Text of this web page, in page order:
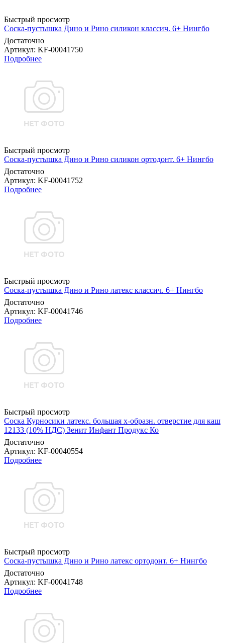
Быстрый просмотр
Соска-пустышка Дино и Рино силикон классич. 6+ Нингбо
Достаточно
Артикул: KF-00041750
Подробнее
Быстрый просмотр
Соска-пустышка Дино и Рино силикон ортодонт. 6+ Нингбо
Достаточно
Артикул: KF-00041752
Подробнее
Быстрый просмотр
Соска-пустышка Дино и Рино латекс классич. 6+ Нингбо
Достаточно
Артикул: KF-00041746
Подробнее
Быстрый просмотр
Соска Курносики латекс. большая х-образн. отверстие для каш
12133 (10% НДС) Зенит Инфант Продукс Ко
Достаточно
Артикул: KF-00040554
Подробнее
Быстрый просмотр
Соска-пустышка Дино и Рино латекс ортодонт. 6+ Нингбо
Достаточно
Артикул: KF-00041748
Подробнее